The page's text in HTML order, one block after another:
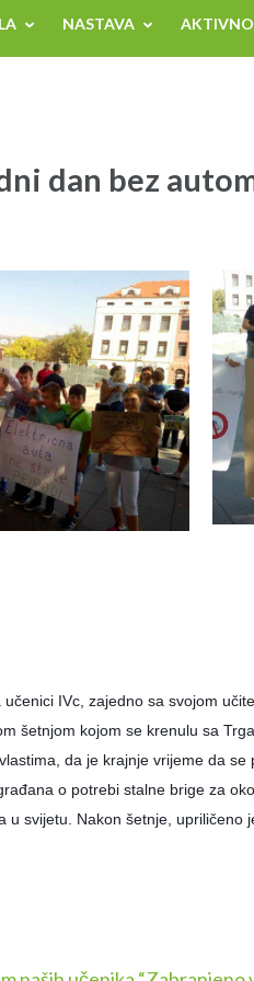
NASTAVA
dan bez
IVc, zajedno sa svojom
šetnjom kojom se krenulu sa
da je krajnje vrijeme da
o potrebi stalne brige za
u svijetu. Nakon šetnje,